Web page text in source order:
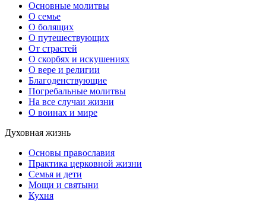
Основные молитвы
О семье
О болящих
О путешествующих
От страстей
О скорбях и искушениях
О вере и религии
Благоденствующие
Погребальные молитвы
На все случаи жизни
О воинах и мире
Духовная жизнь
Основы православия
Практика церковной жизни
Семья и дети
Мощи и святыни
Кухня